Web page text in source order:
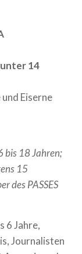
unter 14
Eiserne
bis 18 Jahren;
15
des PASSES
6 Jahre,
Journalisten